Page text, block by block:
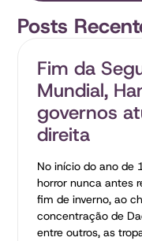
Posts
Fim da
Mundial,
governos
direita
No início do ano de
horror nunca antes
fim de inverno, ao
concentração de
entre outros, as